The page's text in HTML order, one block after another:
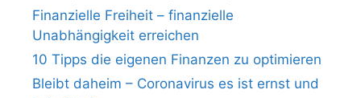
Finanzielle Freiheit – finanzielle
Unabhängigkeit erreichen
10 Tipps die eigenen Finanzen zu optimieren
Bleibt daheim – Coronavirus es ist ernst und